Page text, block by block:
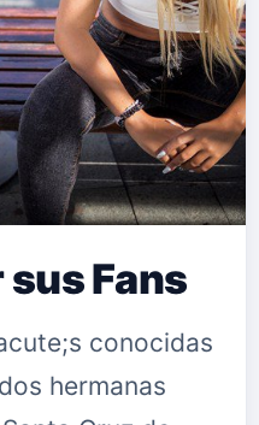
Fans
conocidas
hermanas